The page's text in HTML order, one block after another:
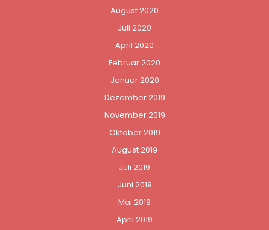
August 2020
Juli 2020
April 2020
Februar 2020
Januar 2020
Dezember 2019
November 2019
Oktober 2019
August 2019
Juli 2019
Juni 2019
Mai 2019
April 2019